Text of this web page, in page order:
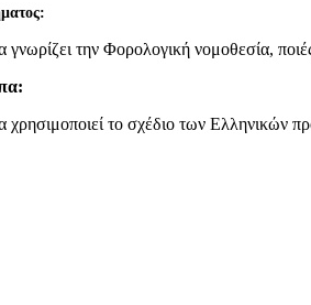
γνωρίζει την Φορολογική νομοθεσία,
χρησιμοποιεί το σχέδιο των Ελληνικών